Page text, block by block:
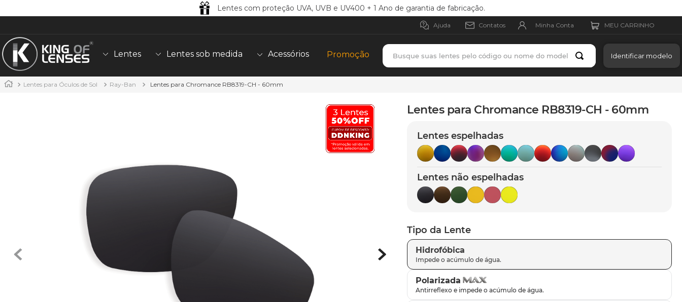
Lentes com proteção UVA, UVB e UV400 + 1 Ano de garantia de fabricação.
Ajuda Contatos Minha Conta
Lentes Lentes sob medida Acessórios Promoção
Busque suas lentes pelo código ou nome do modelo
Identificar modelo
Lentes para Óculos de Sol Ray-Ban Lentes para Chromance RB8319-CH - 60mm
Lentes para Chromance RB8319-CH - 60mm
Lentes espelhadas
Lentes não espelhadas
Tipo da Lente
Hidrofóbica
Polarizada
TERMOS MAIS BUSCADOS
parafusos
gascan